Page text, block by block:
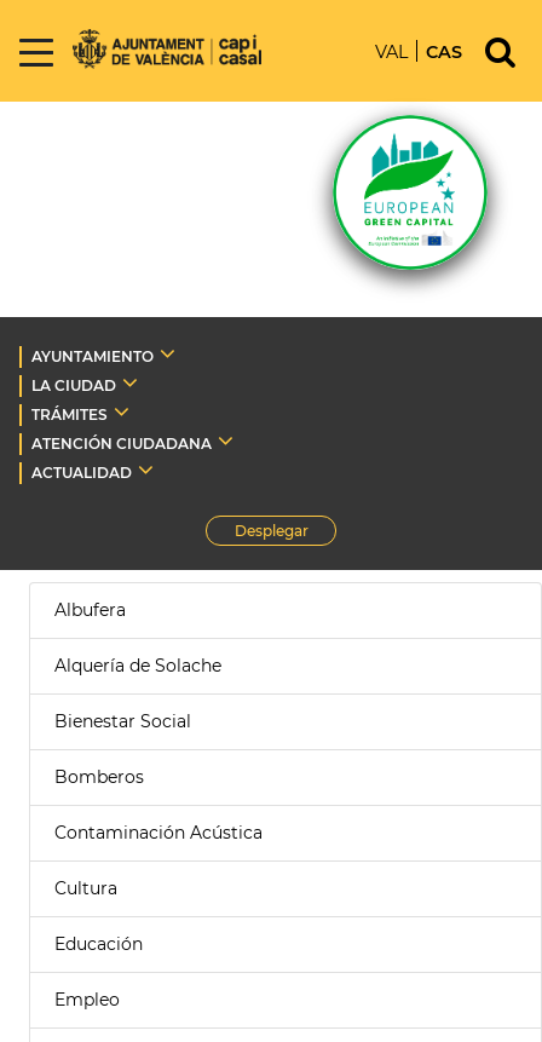
VAL CAS
AYUNTAMIENTO
LA CIUDAD
TRÁMITES
ATENCIÓN CIUDADANA
ACTUALIDAD
Desplegar
Albufera
Alquería de Solache
Bienestar Social
Bomberos
Contaminación Acústica
Cultura
Educación
Empleo